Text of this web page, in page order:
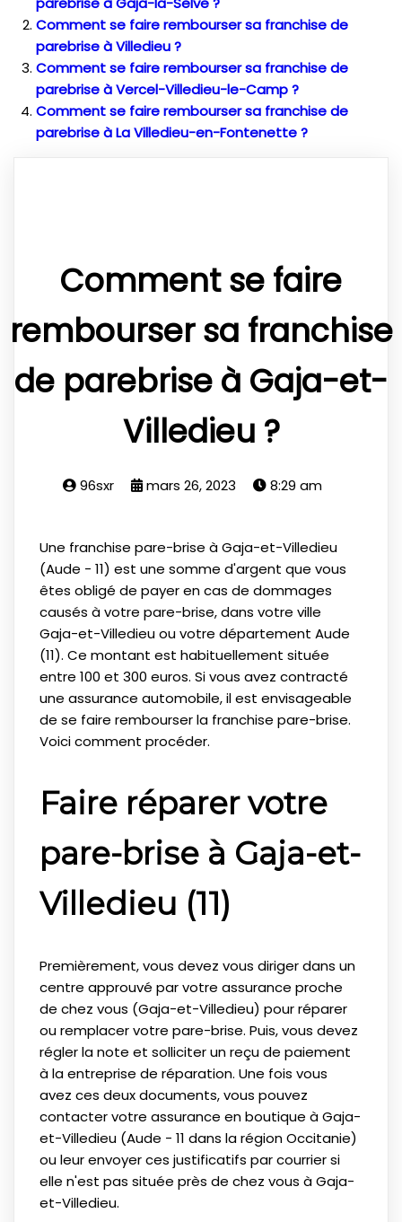
Comment se faire rembourser sa franchise de
parebrise à Villedieu ?
Comment se faire rembourser sa franchise de
parebrise à Vercel-Villedieu-le-Camp ?
Comment se faire rembourser sa franchise de
parebrise à La Villedieu-en-Fontenette ?
Comment se faire
rembourser sa franchise
de parebrise à Gaja-et-
Villedieu ?
96sxr mars 26, 2023 8:29 am
Une franchise pare-brise à Gaja-et-Villedieu
(Aude - 11) est une somme d'argent que vous
êtes obligé de payer en cas de dommages
causés à votre pare-brise, dans votre ville
Gaja-et-Villedieu ou votre département Aude
(11). Ce montant est habituellement située
entre 100 et 300 euros. Si vous avez contracté
une assurance automobile, il est envisageable
de se faire rembourser la franchise pare-brise.
Voici comment procéder.
Faire réparer votre
pare-brise à Gaja-et-
Villedieu (11)
Premièrement, vous devez vous diriger dans un
centre approuvé par votre assurance proche
de chez vous (Gaja-et-Villedieu) pour réparer
ou remplacer votre pare-brise. Puis, vous devez
régler la note et solliciter un reçu de paiement
à la entreprise de réparation. Une fois vous
avez ces deux documents, vous pouvez
contacter votre assurance en boutique à Gaja-
et-Villedieu (Aude - 11 dans la région Occitanie)
ou leur envoyer ces justificatifs par courrier si
elle n'est pas située près de chez vous à Gaja-
et-Villedieu.